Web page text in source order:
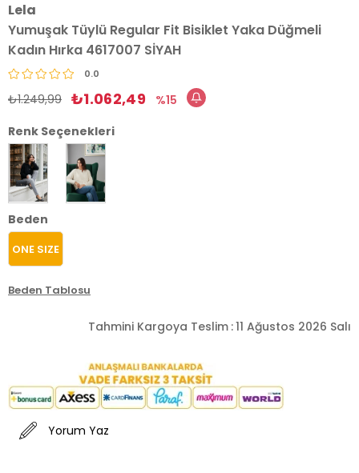
Lela
Yumuşak Tüylü Regular Fit Bisiklet Yaka Düğmeli
Kadın Hırka 4617007 SİYAH
0.0
₺1.249,99 ₺1.062,49
15
Renk Seçenekleri
Beden
ONE SIZE
Beden Tablosu
Tahmini Kargoya Teslim :11 Ağustos 2026 Salı
Yorum Yaz